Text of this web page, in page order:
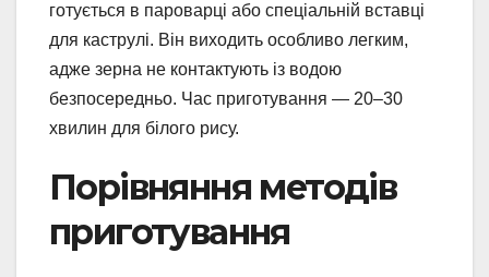
готується в пароварці або спеціальній вставці
для каструлі. Він виходить особливо легким,
адже зерна не контактують із водою
безпосередньо. Час приготування — 20–30
хвилин для білого рису.
Порівняння методів
приготування